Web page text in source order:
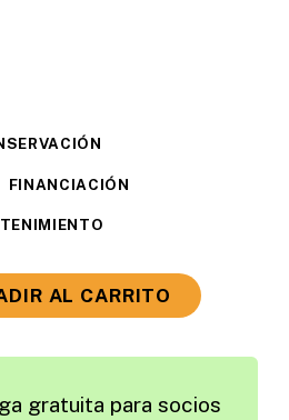
FINANCIACIÓN
AL CARRITO
gratuita para socios